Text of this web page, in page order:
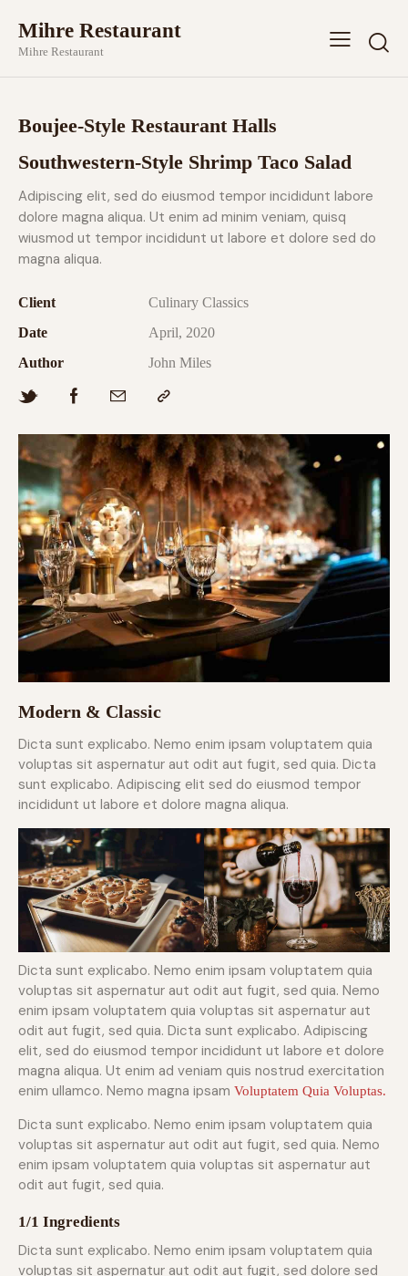
Mihre Restaurant
Mihre Restaurant
Boujee-Style Restaurant Halls
Southwestern-Style Shrimp Taco Salad
Adipiscing elit, sed do eiusmod tempor incididunt labore
dolore magna aliqua. Ut enim ad minim veniam, quisq
wiusmod ut tempor incididunt ut labore et dolore sed do
magna aliqua.
Client
Culinary Classics
Date
April, 2020
Author
John Miles
Modern & Classic
Dicta sunt explicabo. Nemo enim ipsam voluptatem quia
voluptas sit aspernatur aut odit aut fugit, sed quia. Dicta
sunt explicabo. Adipiscing elit sed do eiusmod tempor
incididunt ut labore et dolore magna aliqua.
Dicta sunt explicabo. Nemo enim ipsam voluptatem quia
voluptas sit aspernatur aut odit aut fugit, sed quia. Nemo
enim ipsam voluptatem quia voluptas sit aspernatur aut
odit aut fugit, sed quia. Dicta sunt explicabo. Adipiscing
elit, sed do eiusmod tempor incididunt ut labore et dolore
magna aliqua. Ut enim ad veniam quis nostrud exercitation
enim ullamco. Nemo magna ipsam Voluptatem Quia Voluptas.
Dicta sunt explicabo. Nemo enim ipsam voluptatem quia
voluptas sit aspernatur aut odit aut fugit, sed quia. Nemo
enim ipsam voluptatem quia voluptas sit aspernatur aut
odit aut fugit, sed quia.
1/1 Ingredients
Dicta sunt explicabo. Nemo enim ipsam voluptatem quia
voluptas sit aspernatur aut odit aut fugit, sed dolore sed